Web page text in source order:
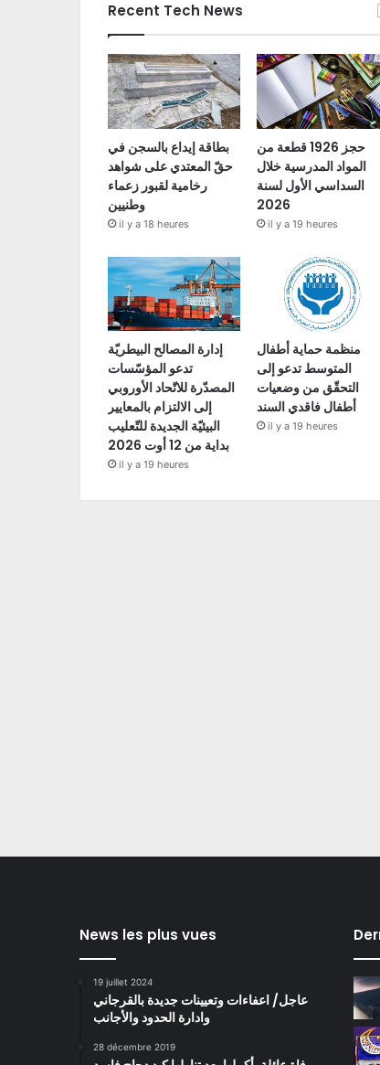
Recent Tech News
بطاقة إيداع بالسجن في
حقّ المعتدي على شواهد
رخامية لقبور زعماء
وطنيين
il y a 18 heures
حجز 1926 قطعة من
المواد المدرسية خلال
السداسي الأول لسنة
2026
il y a 19 heures
إدارة المصالح البيطريّة
تدعو المؤسّسات
المصدّرة للاتّحاد الأوروبي
إلى الالتزام بالمعايير
البيئيّة الجديدة للتّعليب
بداية من 12 أوت 2026
il y a 19 heures
منظمة حماية أطفال
المتوسط تدعو إلى
التحقّق من وضعيات
أطفال فاقدي السند
il y a 19 heures
News les plus vues
19 juillet 2024
عاجل/ اعفاءات وتعيينات جديدة بالقرجاني
وادارة الحدود والأجانب
28 décembre 2019